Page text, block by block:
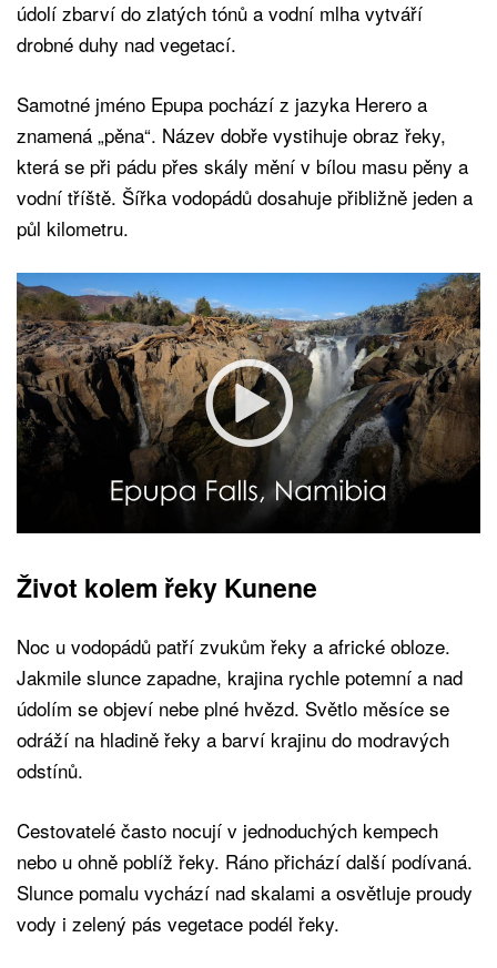
údolí zbarví do zlatých tónů a vodní mlha vytváří
drobné duhy nad vegetací.
Samotné jméno Epupa pochází z jazyka Herero a
znamená „pěna“. Název dobře vystihuje obraz řeky,
která se při pádu přes skály mění v bílou masu pěny a
vodní tříště. Šířka vodopádů dosahuje přibližně jeden a
půl kilometru.
Život kolem řeky Kunene
Noc u vodopádů patří zvukům řeky a africké obloze.
Jakmile slunce zapadne, krajina rychle potemní a nad
údolím se objeví nebe plné hvězd. Světlo měsíce se
odráží na hladině řeky a barví krajinu do modravých
odstínů.
Cestovatelé často nocují v jednoduchých kempech
nebo u ohně poblíž řeky. Ráno přichází další podívaná.
Slunce pomalu vychází nad skalami a osvětluje proudy
vody i zelený pás vegetace podél řeky.